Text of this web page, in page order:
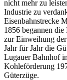
nicht mehr zu
Industrie zu
Eisenbahnstrecke
1856 begannen
zur Einweihung
Jahr für Jahr die
Lugauer Bahnhof
Kohleförderung
Güterzüge.